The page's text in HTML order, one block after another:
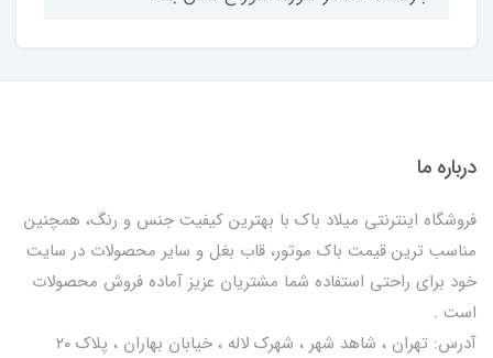
درباره ما
فروشگاه اینترنتی میلاد باک با بهترین کیفیت جنس و رنگ، همچنین
مناسب ترین قیمت باک موتور، قاب بغل و سایر محصولات در سایت
خود برای راحتی استفاده شما مشتریان عزیز آماده فروش محصولات
است .
آدرس: تهران ، شاهد شهر ، شهرک لاله ، خیابان بهاران ، پلاک ۲۰